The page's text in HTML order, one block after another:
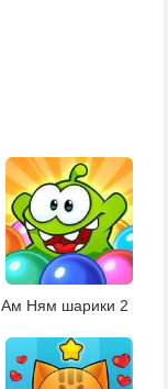
Ам Ням шарики 2